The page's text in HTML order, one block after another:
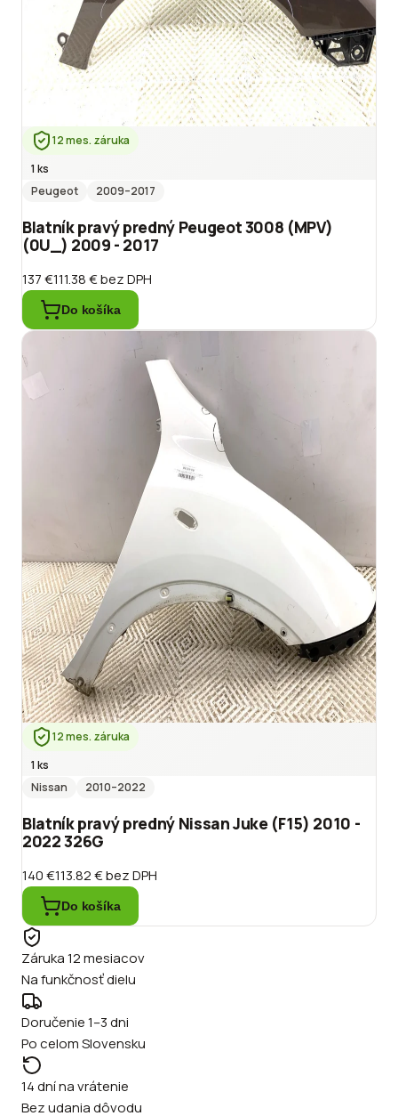
12 mes. záruka
1 ks
Peugeot
2009–2017
Blatník pravý predný Peugeot 3008 (MPV)
(0U_) 2009 - 2017
137 €111.38 €bez DPH
Do košíka
12 mes. záruka
1 ks
Nissan
2010–2022
Blatník pravý predný Nissan Juke (F15) 2010 -
2022 326G
140 €113.82 €bez DPH
Do košíka
Záruka 12 mesiacov
Na funkčnosť dielu
Doručenie 1–3 dni
Po celom Slovensku
14 dní na vrátenie
Bez udania dôvodu